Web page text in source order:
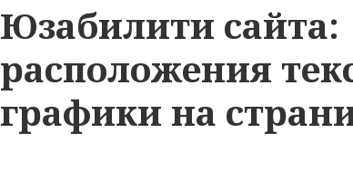
Юзабилити сайта:
расположения
графики на